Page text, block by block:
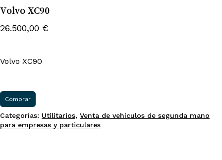
Volvo XC90
26.500,00 €
Volvo XC90
Comprar
Categorías: Utilitarios, Venta de vehículos de segunda mano
para empresas y particulares